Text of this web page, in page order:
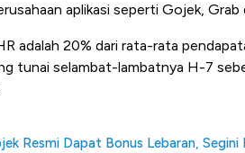
aplikasi seperti Gojek, Grab
adalah 20% dari rata-rata
tunai selambat-lambatnya H-7
Resmi Dapat Bonus Lebaran, Segini